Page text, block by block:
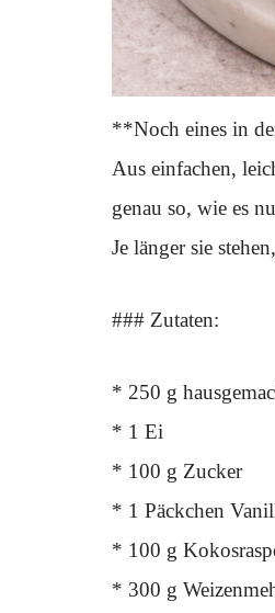
**Noch eines in
Aus einfachen,
genau so, wie es
Je länger sie
### Zutaten:
* 250 g
* 1 Ei
* 100 g Zucker
* 1 Päckchen
* 100 g
* 300 g